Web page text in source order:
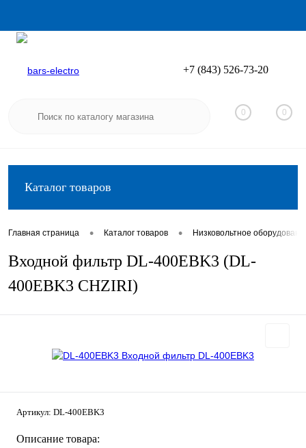
Вход
+7 (843) 526-73-20
0 0
Каталог товаров
Главная страница • Каталог товаров • Низковольтное
Входной фильтр DL-400EBK3 (DL-
400EBK3 CHZIRI)
Артикул: DL-400EBK3
Описание товара: